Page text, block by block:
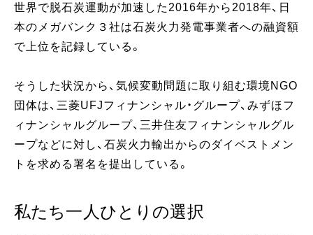
世界で脱石炭運動が加速した2016年から2018年、日
本のメガバンク３社は石炭火力発電事業者への融資額
で上位を記録している。
そうした状況から、気候変動問題に取り組む環境NGO
団体は、三菱UFJフィナンシャル・グループ、みずほフ
ィナンシャルグループ、三井住友フィナンシャルグル
ープなどに対し、石炭火力輸出からのダイベストメン
トを求める署名を提出している。
私たち一人ひとりの選択